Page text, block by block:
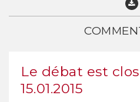
Le débat est
15.01.2015